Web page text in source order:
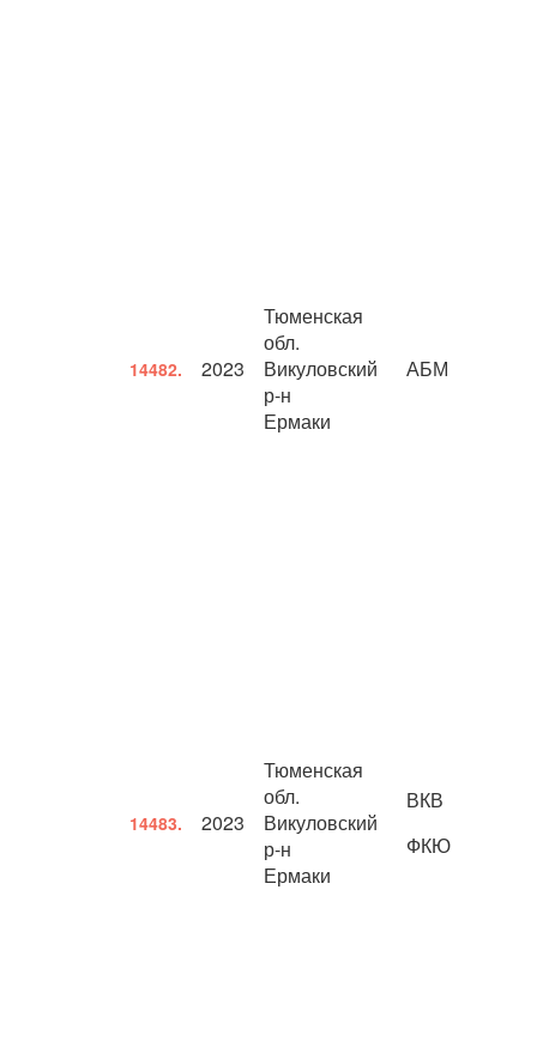
14482. 2023
Тюменская
обл.
Викуловский
р-н
Ермаки
АБМ
14483. 2023
Тюменская
обл.
Викуловский
р-н
Ермаки
ВКВ
ФКЮ